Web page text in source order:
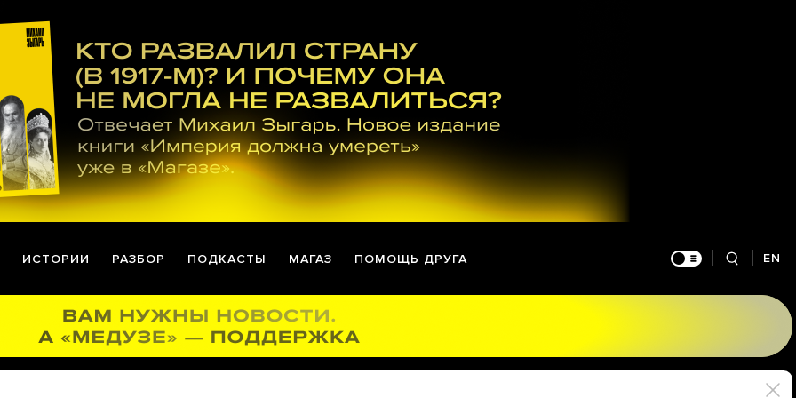
ИСТОРИИ РАЗБОР ПОДКАСТЫ МАГАЗ ПОМОЩЬ ДРУГА EN